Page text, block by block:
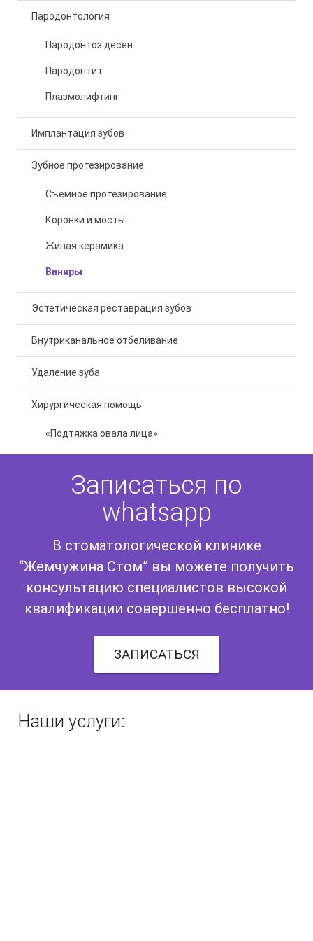
Пародонтология
Пародонтоз десен
Пародонтит
Плазмолифтинг
Имплантация зубов
Зубное протезирование
Съемное протезирование
Коронки и мосты
Живая керамика
Виниры
Эстетическая реставрация зубов
Внутриканальное отбеливание
Удаление зуба
Хирургическая помощь
«Подтяжка овала лица»
Записаться по
whatsapp
В стоматологической клинике
“Жемчужина Стом” вы можете получить
консультацию специалистов высокой
квалификации совершенно бесплатно!
ЗАПИСАТЬСЯ
Наши услуги: